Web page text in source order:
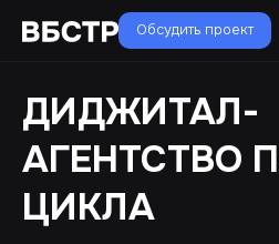
Обсудить проект
ДИДЖИТАЛ-
АГЕНТСТВО
ЦИКЛА